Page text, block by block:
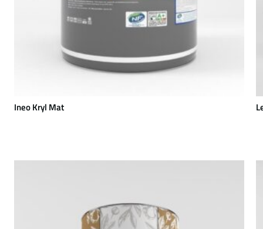
Ineo Kryl Mat